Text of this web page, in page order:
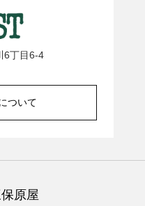
丁目6-4
ついて
原屋